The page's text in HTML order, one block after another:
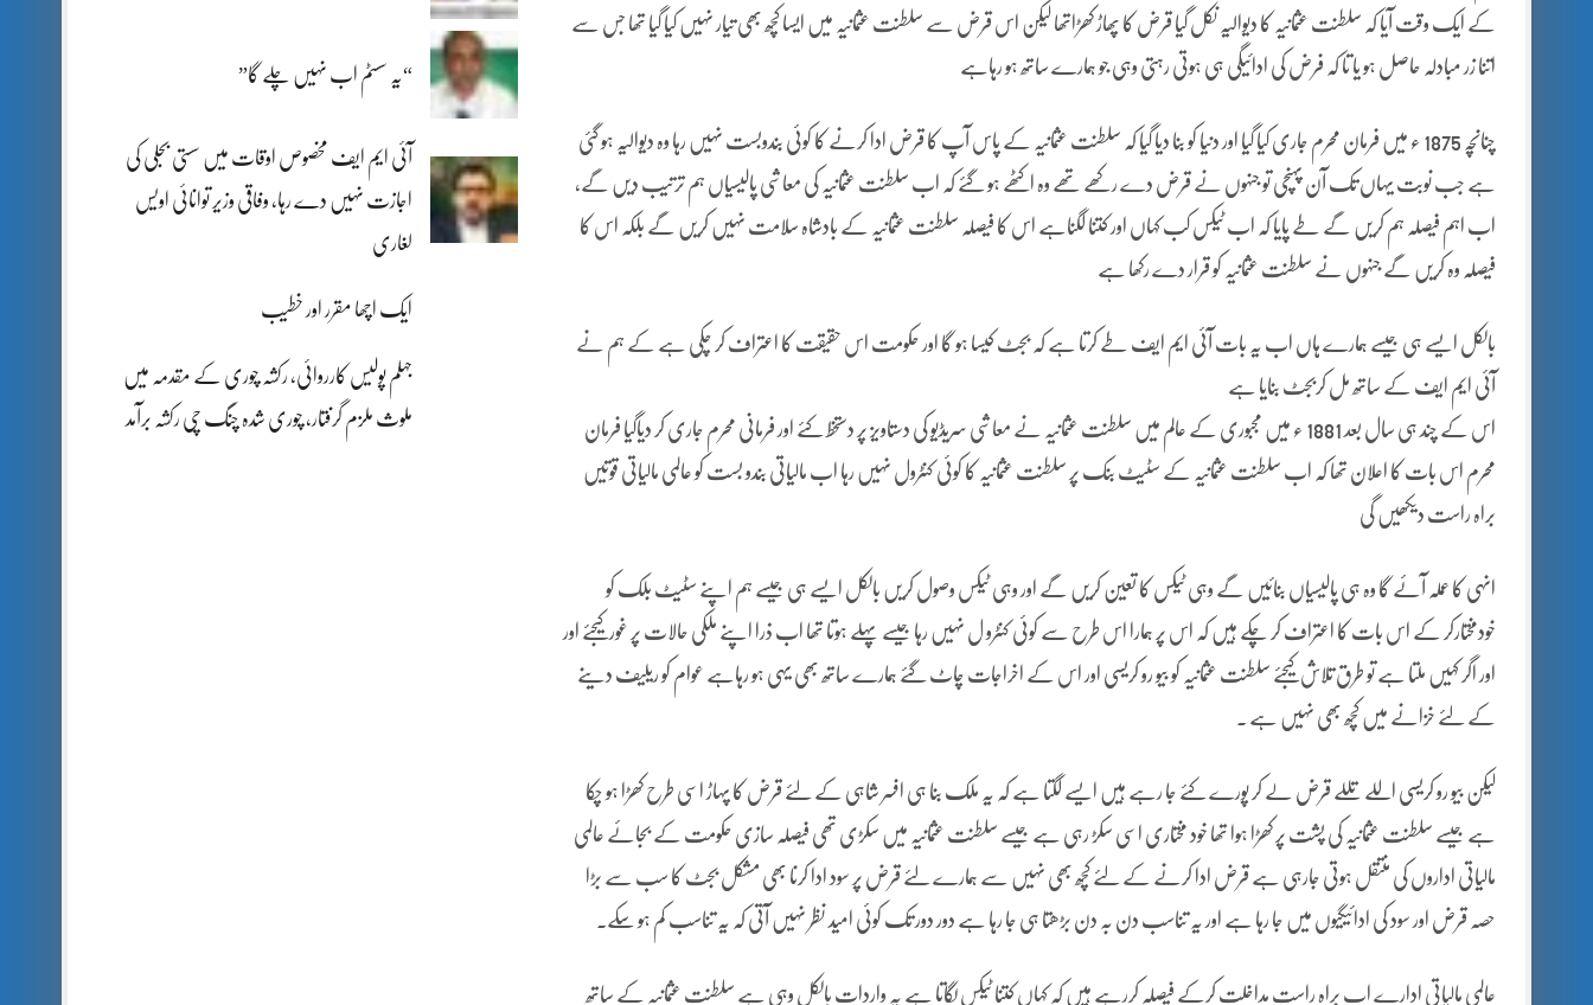
“یہ سسٹم اب نہیں چلے گا”
آئی ایم ایف مخصوص اوقات میں سستی بجلی کی
اجازت نہیں دے رہا، وفاقی وزیر توانائی اویس
لغاری
ایک اچھا مقرر اور خطیب
جہلم پولیس کارروائی، رکشہ چوری کے مقدمہ میں
ملوث ملزم گرفتار، چوری شدہ چنگ چی رکشہ برآمد
کے ایک وقت آیا کہ سلطنت عثمانیہ کا دیوالیہ نکل گیا قرض کا پھاڑ کھڑاتھا لیکن اس قرض سے سلطنت عثمانیہ میں ایسا کچھ بھی تیار نہیں کیا گیا تھا جس سے
اتنا زر مبادلہ حاصل ہو یا تا کہ فرض کی ادائیگی ہی ہوتی رہتی وہی جو ہمارے ساتھ ہو رہاہے
چنانچہ 1875 ء میں فرمان محرم جاری کیا گیا اور دنیا کو بنا دیا گیا کہ سلطنت عثمانیہ کے پاس آپ کا قرض ادا کرنے کا کوئی بندوبست نہیں رہا وہ دیوالیہ ہو گئی
ہے جب نوبت یہاں تک آن پہنچی تو جنہوں نے قرض دے رکھے تھے وہ اکٹھے ہو گئے کہ اب سلطنت عثمانیہ کی معاشی پالیسیاں ہم ترتیب دیں گے،
اب اہم فیصلہ ہم کریں گے طے پایا کہ اب ٹیکس کب کہاں اور کتنا لگناہے اس کا فیصلہ سلطنت عثمانیہ کے بادشاہ سلامت نہیں کریں گے بلکہ اس کا
فیصلہ وہ کریں گے جنہوں نے سلطنت عثمانیہ کو قرار دے رکھا ہے
بالکل ایسے ہی جیسے ہمارے ہاں اب یہ بات آئی ایم ایف طے کرتا ہے کہ بجٹ کیسا ہو گا اور حکومت اس حقیقت کا اعتراف کر چکی ہے کے ہم نے
آئی ایم ایف کے ساتھ مل کربجٹ بنایا ہے
اس کے چند ہی سال بعد 1881 ء میں مجبوری کے عالم میں سلطنت عثمانیہ نے معاشی سریڈیو کی دستاویز پر دستخط کئے اور فرمانی محرم جاری کر دیاگیا فرمان
محرم اس بات کا اعلان تھا کہ اب سلطنت عثمانیہ کے سٹیٹ بنک پر سلطنت عثمانیہ کا کوئی کنٹرول نہیں رہا اب مالیاتی بندو بست کو عالمی مالیاتی قوتیں
براہ راست دیکھیں گی
انہی کا عملہ آئے گا وہ ہی پالیسیاں بنائیں گے وہی ٹیکس کا تعین کریں گے اور وہی ٹیکس وصول کریں بالکل ایسے ہی جیسے ہم اپنے سٹیٹ بلک کو
خودمختارکر کے اس بات کا اعتراف کر چکے ہیں کہ اس پر ہمارا اس طرح سے کوئی کنٹرو ل نہیں رہا جیسے پہلے ہوتا تھا اب ذرا اپنے ملکی حالات پر غور کیجئے اور
اور اگر کہیں ملتا ہے تو طرق تلاش کیجئے سلطنت عثمانیہ کو بیو رو کریسی اور اس کے اخراجات چاٹ گئے ہمارے ساتھ بھی یہی ہو رہاہے عوام کو ریلیف دینے
کے لئے خزانے میں کچھ بھی نہیں ہے .
لیکن بیو رو کریسی اللے تللے قرض لے کر پورے کئے جا رہے ہیں ایسے لگتا ہے کہ یہ ملک بنا ہی افسر شاہی کے لئے قرض کا پہاڑ اسی طرح کھڑا ہو چکا
ہے جیسے سلطنت عثمانیہ کی پشت پر کھڑا ہوا تھا خود مختاری اسی سکڑ رہی ہے جیسے سلطنت عثمانیہ میں سکڑی تھی فیصلہ سازی حکومت کے بجائے عالمی
مالیاتی اداروں کی منتقل ہوتی جارہی ہے قرض ادا کرنے کے لئے کچھ بھی نہیں سے ہمارے لئے قرض پر سود ادا کرنا بھی مشکل بجٹ کا سب سے بڑا
حصہ قرض اور سود کی ادائیگیوں میں جا رہا ہے اور یہ تناسب دن بہ دن بڑھتا ہی جا رہا ہے دور دور تک کوئی امید نظر نہیں آتی کہ یہ تناسب کم ہو سکے۔
عالمی مالیاتی ادارے اب براہ راست مداخلت کرکے فیصلہ کررہے ہیں کہ کہاں کتنا ٹیکس لگاتا ہے یہ واردات بالکل وہی ہے سلطنت عثمانیہ کے ساتھ